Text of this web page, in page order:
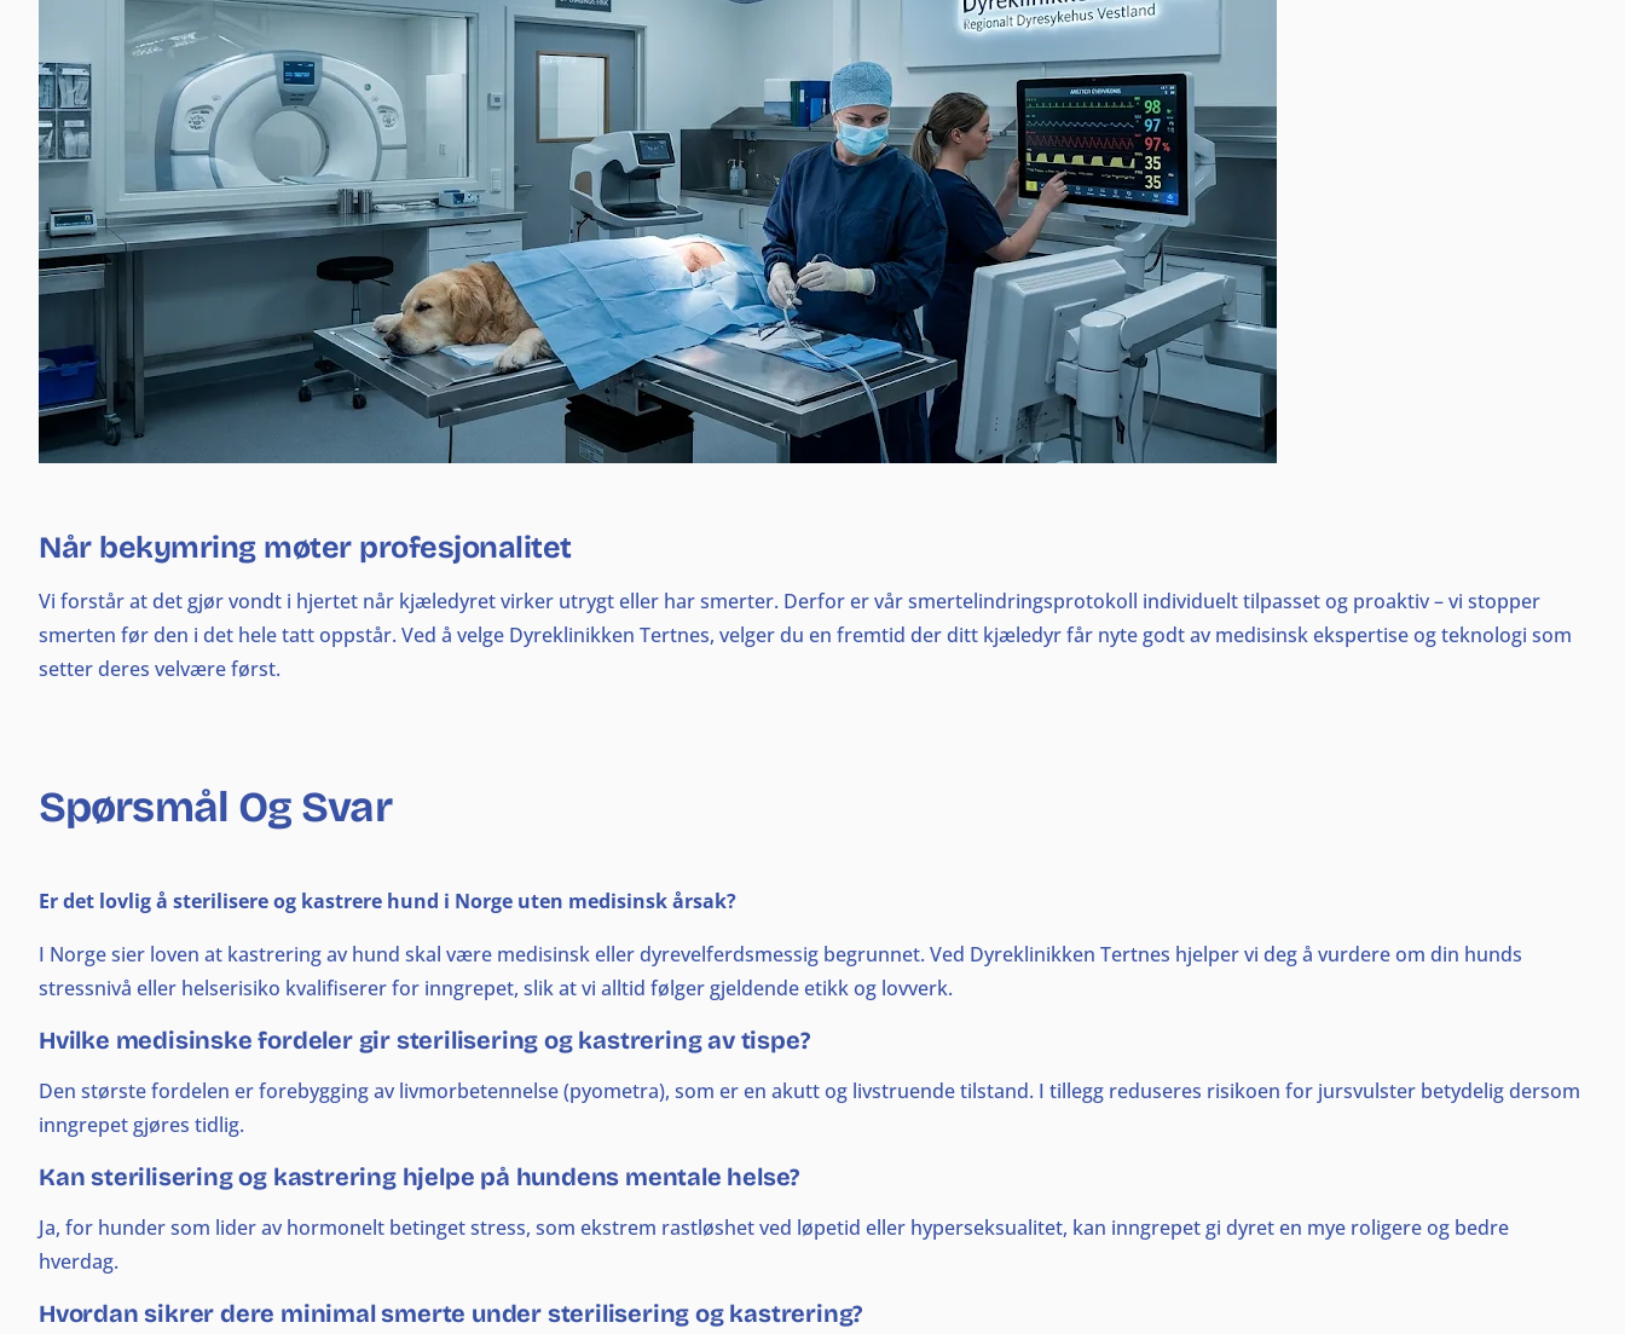
Når bekymring møter profesjonalitet
Vi forstår at det gjør vondt i hjertet når kjæledyret virker utrygt eller har smerter. Derfor er vår smertelindringsprotokoll individuelt tilpasset og proaktiv – vi stopper
smerten før den i det hele tatt oppstår. Ved å velge Dyreklinikken Tertnes, velger du en fremtid der ditt kjæledyr får nyte godt av medisinsk ekspertise og teknologi som
setter deres velvære først.
Spørsmål Og Svar
Er det lovlig å sterilisere og kastrere hund i Norge uten medisinsk årsak?
I Norge sier loven at kastrering av hund skal være medisinsk eller dyrevelferdsmessig begrunnet. Ved Dyreklinikken Tertnes hjelper vi deg å vurdere om din hunds
stressnivå eller helserisiko kvalifiserer for inngrepet, slik at vi alltid følger gjeldende etikk og lovverk.
Hvilke medisinske fordeler gir sterilisering og kastrering av tispe?
Den største fordelen er forebygging av livmorbetennelse (pyometra), som er en akutt og livstruende tilstand. I tillegg reduseres risikoen for jursvulster betydelig dersom
inngrepet gjøres tidlig.
Kan sterilisering og kastrering hjelpe på hundens mentale helse?
Ja, for hunder som lider av hormonelt betinget stress, som ekstrem rastløshet ved løpetid eller hyperseksualitet, kan inngrepet gi dyret en mye roligere og bedre
hverdag.
Hvordan sikrer dere minimal smerte under sterilisering og kastrering?